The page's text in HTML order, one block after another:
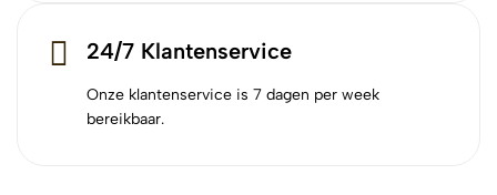
24/7 Klantenservice
Onze klantenservice is 7 dagen per week
bereikbaar.